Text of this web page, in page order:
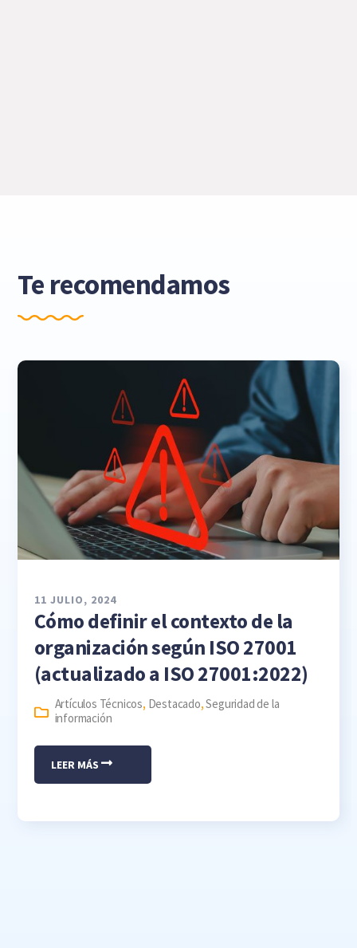
Te recomendamos
11 JULIO, 2024
Cómo definir el contexto de la
organización según ISO 27001
(actualizado a ISO 27001:2022)
Artículos Técnicos, Destacado,Seguridad de la
información
LEER MÁS